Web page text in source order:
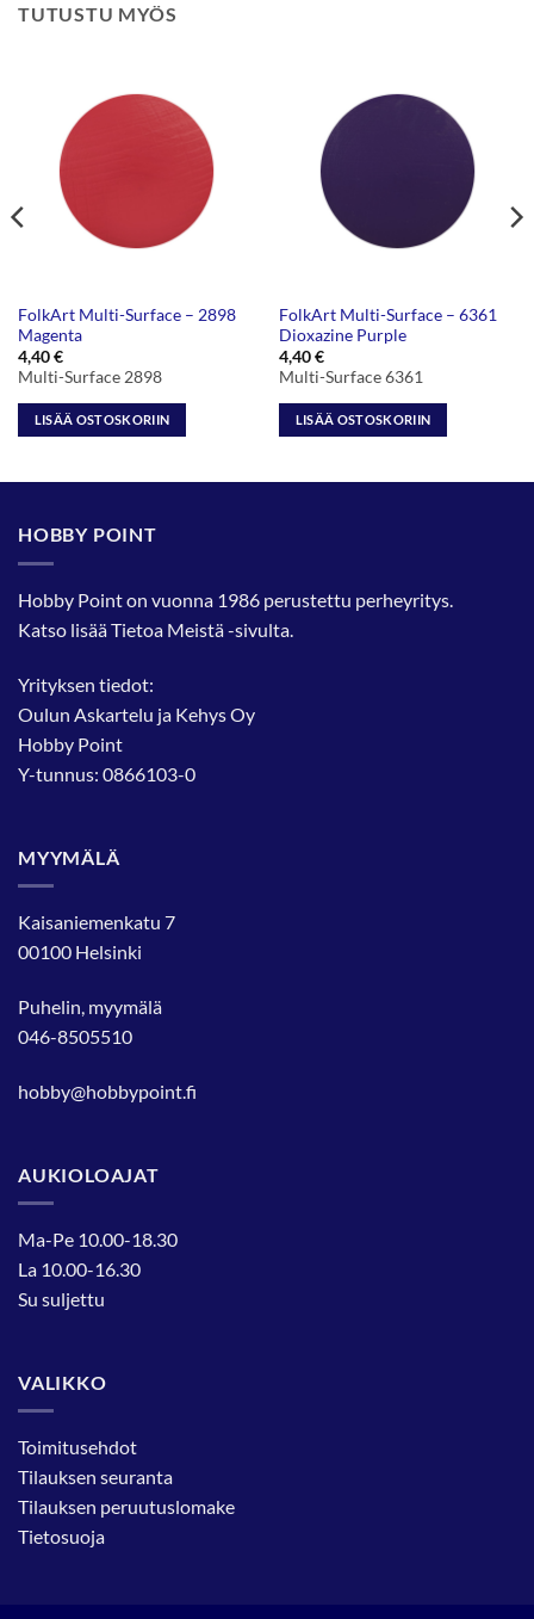
TUTUSTU MYÖS
FolkArt Multi-Surface – 2898
Magenta
4,40€
Multi-Surface 2898
LISÄÄ OSTOSKORIIN
FolkArt Multi-Surface – 6361
Dioxazine Purple
4,40€
Multi-Surface 6361
LISÄÄ OSTOSKORIIN
HOBBY POINT
Hobby Point on vuonna 1986 perustettu perheyritys.
Katso lisääTietoa Meistä-sivulta.
Yrityksen tiedot:
Oulun Askartelu ja Kehys Oy
Hobby Point
Y-tunnus: 0866103-0
MYYMÄLÄ
Kaisaniemenkatu 7
00100 Helsinki
Puhelin, myymälä
046-8505510
hobby@hobbypoint.fi
AUKIOLOAJAT
Ma-Pe 10.00-18.30
La 10.00-16.30
Su suljettu
VALIKKO
Toimitusehdot
Tilauksen seuranta
Tilauksen peruutuslomake
Tietosuoja